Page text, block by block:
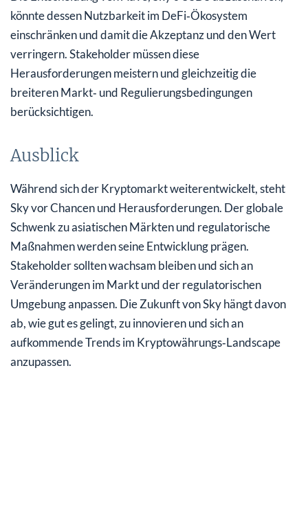
könnte dessen Nutzbarkeit im DeFi‑Ökosystem
einschränken und damit die Akzeptanz und den Wert
verringern. Stakeholder müssen diese
Herausforderungen meistern und gleichzeitig die
breiteren Markt‑ und Regulierungsbedingungen
berücksichtigen.
Ausblick
Während sich der Kryptomarkt weiterentwickelt, steht
Sky vor Chancen und Herausforderungen. Der globale
Schwenk zu asiatischen Märkten und regulatorische
Maßnahmen werden seine Entwicklung prägen.
Stakeholder sollten wachsam bleiben und sich an
Veränderungen im Markt und der regulatorischen
Umgebung anpassen. Die Zukunft von Sky hängt davon
ab, wie gut es gelingt, zu innovieren und sich an
aufkommende Trends im Kryptowährungs‑Landscape
anzupassen.